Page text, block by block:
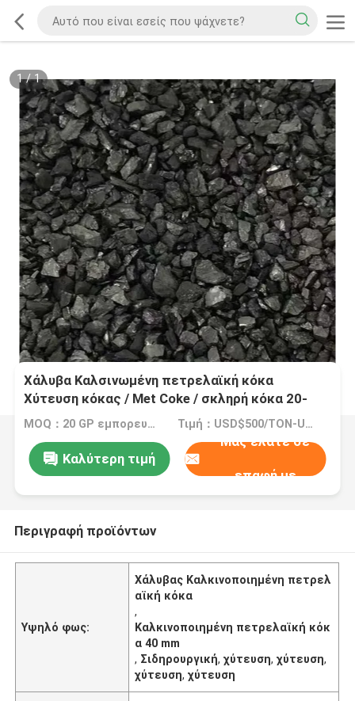
1/1
Χάλυβα Καλσινωμένη πετρελαϊκή κόκα
Χύτευση κόκας / Met Coke / σκληρή κόκα 20-
40mm
MOQ：20 GP εμπορευματοκιβώτιο Τιμή：USD$500/TON-USD$3000/TON
Καλύτερη τιμή
Μας ελάτε σε
επαφή με
Περιγραφή προϊόντων
Υψηλό φως:
Χάλυβας Καλκινοποιημένη πετρελ
αϊκή κόκα
,
Καλκινοποιημένη πετρελαϊκή κόκ
α 40 mm
, Σιδηρουργική,χύτευση,χύτευση,
χύτευση,χύτευση